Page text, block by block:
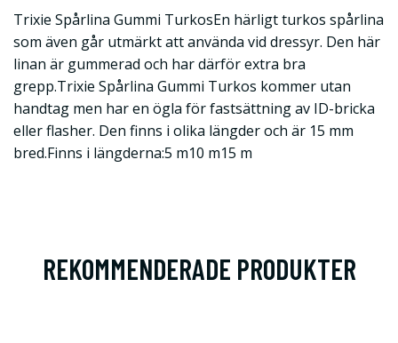
Trixie Spårlina Gummi TurkosEn härligt turkos spårlina
som även går utmärkt att använda vid dressyr. Den här
linan är gummerad och har därför extra bra
grepp.Trixie Spårlina Gummi Turkos kommer utan
handtag men har en ögla för fastsättning av ID-bricka
eller flasher. Den finns i olika längder och är 15 mm
bred.Finns i längderna:5 m10 m15 m
REKOMMENDERADE PRODUKTER